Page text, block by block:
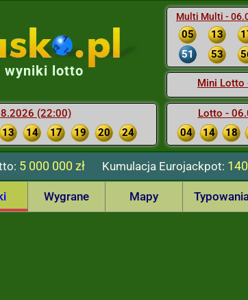
Multi Multi -
05 13
51
53
Mini Lotto
Lotto -
04
14 18
wyniki lotto
(22:00)
13 14 17 19 20 24
5 000 000 zł KumulacjaEurojackpot:
Wygrane Mapy